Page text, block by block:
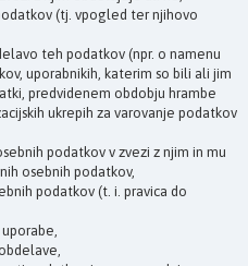
(tj. vpogled ter njihovo
teh podatkov (npr. o namenu
uporabnikih, katerim so bili ali jim
predvidenem obdobju hrambe
ukrepih za varovanje podatkov
podatkov v zvezi z njim in mu
osebnih podatkov,
podatkov (t. i. pravica do